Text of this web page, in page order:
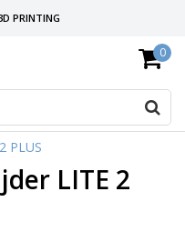
PRINTING
EN SUPPORT 0
PLUS
LITE 2